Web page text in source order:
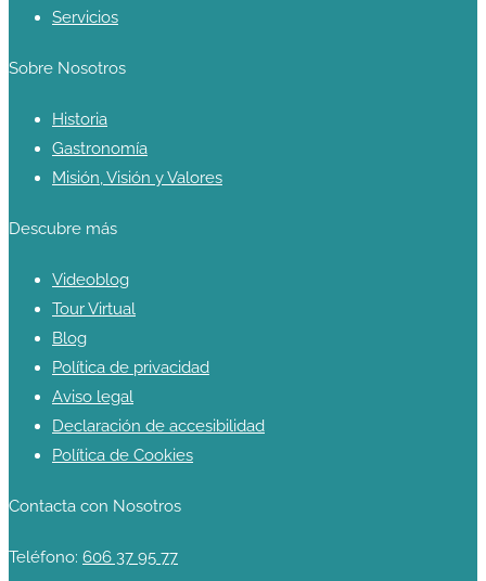
Servicios
Sobre Nosotros
Historia
Gastronomía
Misión, Visión y Valores
Descubre más
Videoblog
Tour Virtual
Blog
Política de privacidad
Aviso legal
Declaración de accesibilidad
Política de Cookies
Contacta con Nosotros
Teléfono: 606 37 95 77